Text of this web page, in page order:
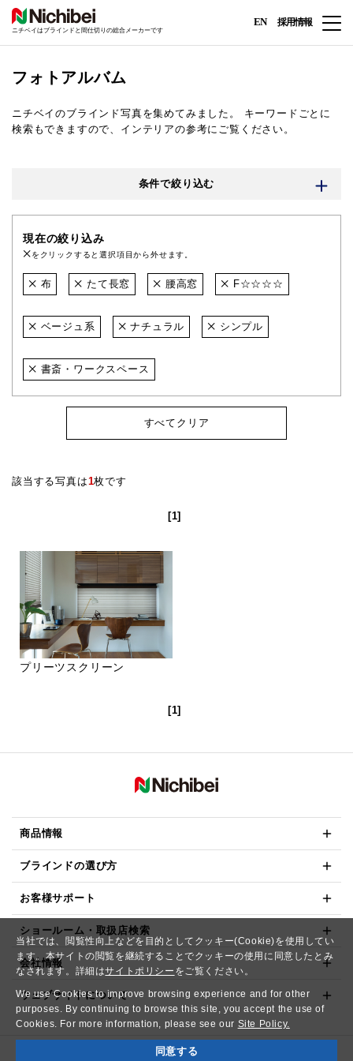
当社では、閲覧性向上などを目的としてクッキー(Cookie)を使用してい
ます。本サイトの閲覧を継続することでクッキーの使用に同意したとみ
なされます。詳細はサイトポリシー をご覧ください。
We use Cookies to improve browsing experience and for other
purposes. By continuing to browse this site, you accept the use of
Cookies. For more information, please see our Site Policy.
同意する
ニチベイはブラインドと間仕切りの総合メーカーです
EN 採用情報
フォトアルバム
ニチベイのブラインド写真を集めてみました。
キーワードごとに
検索もできますので、インテリアの参考にご覧ください。
条件で絞り込む
現在の絞り込み
をクリックすると選択項目から外せます。
布 たて長窓 腰高窓 F☆☆☆☆
ベージュ系 ナチュラル シンプル
書斎・ワークスペース
すべてクリア
該当する写真は1枚です
[1]
プリーツスクリーン
[1]
商品情報
ブラインドの選び方
お客様サポート
ショールーム・取扱店検索
会社情報
ウェブサイトについて
Copyright© NICHIBEI CO.,LTD. All Rights Reserved.